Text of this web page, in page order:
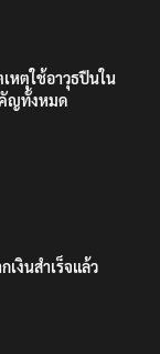
หตุใช้อาวุธปืนใน
คัญทั้งหมด
เงินสำเร็จแล้ว